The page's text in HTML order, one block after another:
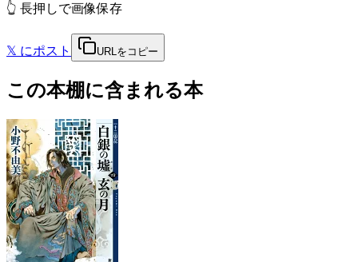
👆 長押しで画像保存
𝕏 にポスト URLをコピー
この本棚に含まれる本